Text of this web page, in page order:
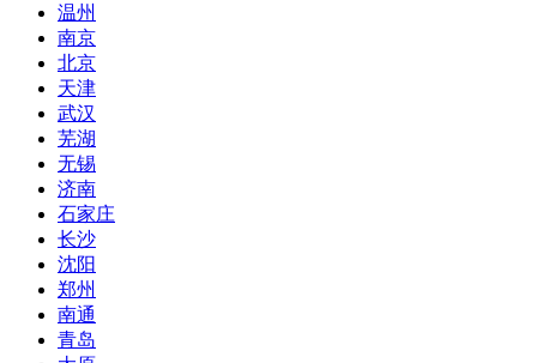
温州
南京
北京
天津
武汉
芜湖
无锡
济南
石家庄
长沙
沈阳
郑州
南通
青岛